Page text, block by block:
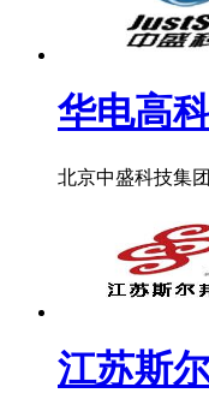
华电高
北京中盛科技集
江苏斯